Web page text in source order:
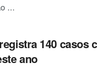
...
140 casos
ano